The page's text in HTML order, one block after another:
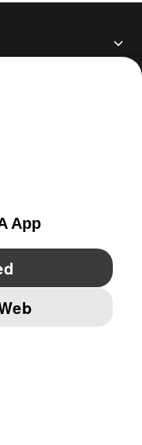
IMPRINT AND LEGAL DATA